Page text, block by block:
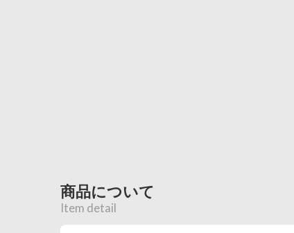
商品について
Item detail